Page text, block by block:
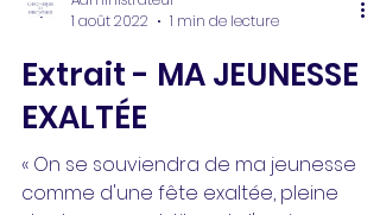
Administrateur
1 août 2022
Extrait - MA JEUNESSE
EXALTÉE